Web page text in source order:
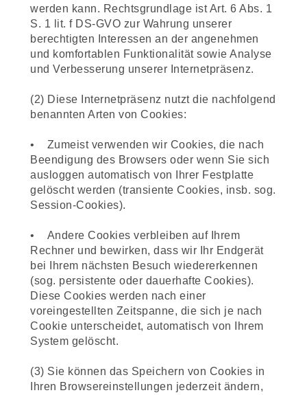
werden kann. Rechtsgrundlage ist Art. 6 Abs. 1
S. 1 lit. f DS-GVO zur Wahrung unserer
berechtigten Interessen an der angenehmen
und komfortablen Funktionalität sowie Analyse
und Verbesserung unserer Internetpräsenz.
(2) Diese Internetpräsenz nutzt die nachfolgend
benannten Arten von Cookies:
• Zumeist verwenden wir Cookies, die nach
Beendigung des Browsers oder wenn Sie sich
ausloggen automatisch von Ihrer Festplatte
gelöscht werden (transiente Cookies, insb. sog.
Session-Cookies).
• Andere Cookies verbleiben auf Ihrem
Rechner und bewirken, dass wir Ihr Endgerät
bei Ihrem nächsten Besuch wiedererkennen
(sog. persistente oder dauerhafte Cookies).
Diese Cookies werden nach einer
voreingestellten Zeitspanne, die sich je nach
Cookie unterscheidet, automatisch von Ihrem
System gelöscht.
(3) Sie können das Speichern von Cookies in
Ihren Browsereinstellungen jederzeit ändern,